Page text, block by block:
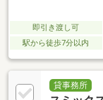
即引き渡し可
駅から徒歩7分以内
貸事務所